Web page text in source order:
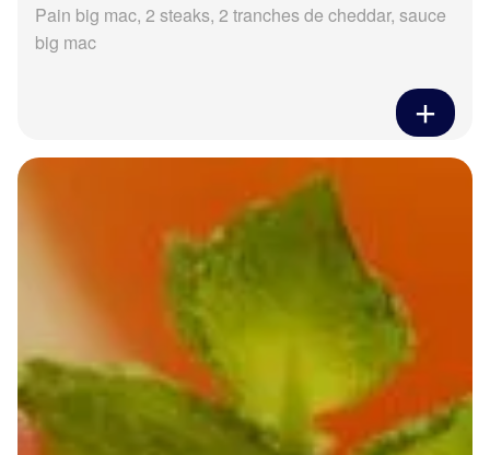
Pain big mac, 2 steaks, 2 tranches de cheddar, sauce
big mac